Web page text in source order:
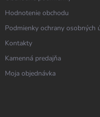
Hodnotenie obchodu
Podmienky ochrany osobných
Kontakty
Kamenná predajňa
Moja objednávka